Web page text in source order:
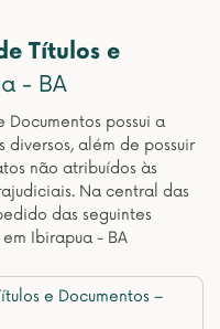
Títulos e
- BA
possui a
além de possuir
não atribuídos às
Na central das
das seguintes
Ibirapua - BA
e Documentos –